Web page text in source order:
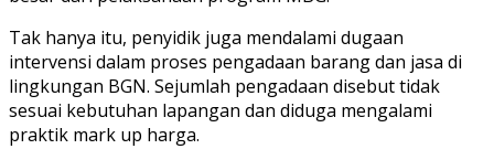
Tak hanya itu, penyidik juga mendalami dugaan
intervensi dalam proses pengadaan barang dan jasa di
lingkungan BGN. Sejumlah pengadaan disebut tidak
sesuai kebutuhan lapangan dan diduga mengalami
praktik mark up harga.